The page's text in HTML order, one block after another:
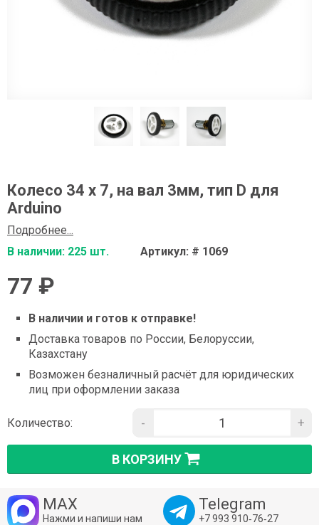
Колесо 34 х 7, на вал 3мм, тип D для
Arduino
Подробнее...
В наличии: 225 шт.
Артикул: # 1069
77 ₽
В наличии и готов к отправке!
Доставка товаров по России, Белоруссии,
Казахстану
Возможен безналичный расчёт для юридических
лиц при оформлении заказа
Количество: - +
В КОРЗИНУ
MAX
Нажми и напиши нам
Telegram
+7 993 910‑76‑27